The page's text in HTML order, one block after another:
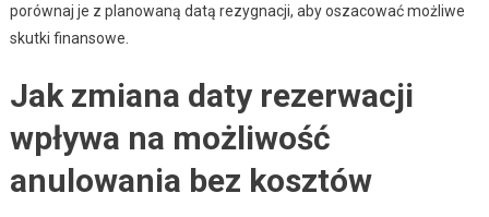
porównaj je z planowaną datą rezygnacji, aby oszacować możliwe
skutki finansowe.
Jak zmiana daty rezerwacji
wpływa na możliwość
anulowania bez kosztów